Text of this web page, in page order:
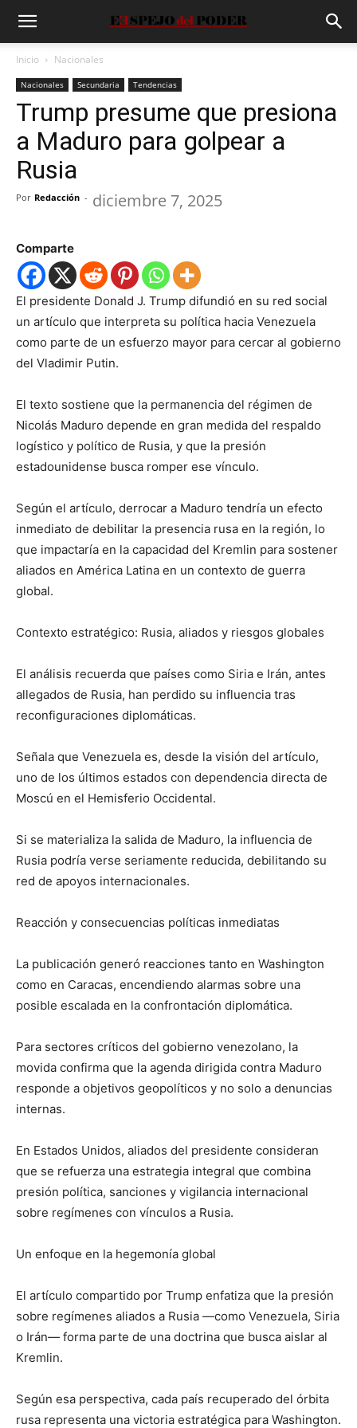
Inicio Nacionales
Nacionales Secundaria Tendencias
Trump presume que presiona
a Maduro para golpear a
Rusia
Por Redacción - diciembre 7, 2025
Comparte
El presidente Donald J. Trump difundió en su red social
un artículo que interpreta su política hacia Venezuela
como parte de un esfuerzo mayor para cercar al gobierno
del Vladimir Putin.
El texto sostiene que la permanencia del régimen de
Nicolás Maduro depende en gran medida del respaldo
logístico y político de Rusia, y que la presión
estadounidense busca romper ese vínculo.
Según el artículo, derrocar a Maduro tendría un efecto
inmediato de debilitar la presencia rusa en la región, lo
que impactaría en la capacidad del Kremlin para sostener
aliados en América Latina en un contexto de guerra
global.
Contexto estratégico: Rusia, aliados y riesgos globales
El análisis recuerda que países como Siria e Irán, antes
allegados de Rusia, han perdido su influencia tras
reconfiguraciones diplomáticas.
Señala que Venezuela es, desde la visión del artículo,
uno de los últimos estados con dependencia directa de
Moscú en el Hemisferio Occidental.
Si se materializa la salida de Maduro, la influencia de
Rusia podría verse seriamente reducida, debilitando su
red de apoyos internacionales.
Reacción y consecuencias políticas inmediatas
La publicación generó reacciones tanto en Washington
como en Caracas, encendiendo alarmas sobre una
posible escalada en la confrontación diplomática.
Para sectores críticos del gobierno venezolano, la
movida confirma que la agenda dirigida contra Maduro
responde a objetivos geopolíticos y no solo a denuncias
internas.
En Estados Unidos, aliados del presidente consideran
que se refuerza una estrategia integral que combina
presión política, sanciones y vigilancia internacional
sobre regímenes con vínculos a Rusia.
Un enfoque en la hegemonía global
El artículo compartido por Trump enfatiza que la presión
sobre regímenes aliados a Rusia —como Venezuela, Siria
o Irán— forma parte de una doctrina que busca aislar al
Kremlin.
Según esa perspectiva, cada país recuperado del órbita
rusa representa una victoria estratégica para Washington.